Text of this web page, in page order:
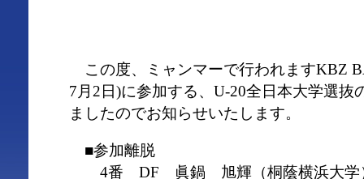
この度、ミャンマーで行われますKBZ
7月2日)に参加する、U-20全日本大学選抜
ましたのでお知らせいたします。
■参加離脱
4番 DF 眞鍋 旭輝（桐蔭横浜大学